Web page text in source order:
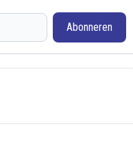
Abonneren